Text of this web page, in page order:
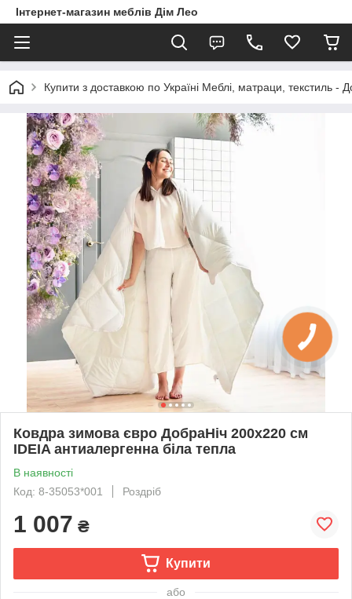
Інтернет-магазин меблів Дім Лео
Купити з доставкою по Україні Меблі, матраци, текстиль -
Ковдра зимова євро ДобраНіч 200х220 см
IDEIA антиалергенна біла тепла
В наявності
Код: 8-35053*001
Роздріб
1 007 ₴
Купити
або